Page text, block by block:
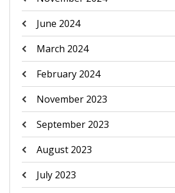
June 2024
March 2024
February 2024
November 2023
September 2023
August 2023
July 2023